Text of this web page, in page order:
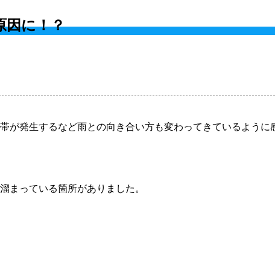
因に！？
発生するなど雨との向き合い方も変わってきているように
まっている箇所がありました。